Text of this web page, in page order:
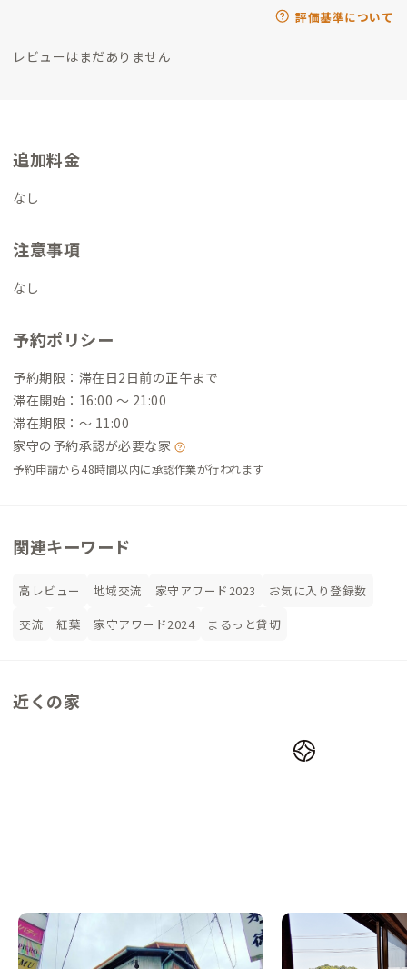
評価基準について
レビューはまだありません
追加料金
なし
注意事項
なし
予約ポリシー
予約期限：滞在日2日前の正午まで
滞在開始：16:00 〜 21:00
滞在期限：〜 11:00
家守の予約承認が必要な家
予約申請から48時間以内に承認作業が行われます
関連キーワード
高レビュー 地域交流 家守アワード2023
お気に入り登録数
交流
紅葉 家守アワード2024 まるっと貸切
近くの家
尾道E邸
広島県 ゲストハウス
尾道B邸
広島県 その他